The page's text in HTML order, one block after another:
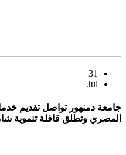
31
Jul
جامعة دمنهور تواصل تقديم
المصري وتطلق قافلة تنموية